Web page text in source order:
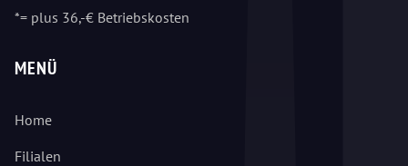
*= plus 36,-€ Betriebskosten
MENÜ
Home
Filialen